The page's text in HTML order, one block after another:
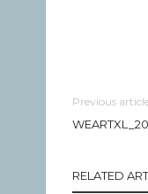
Previous
RELATED